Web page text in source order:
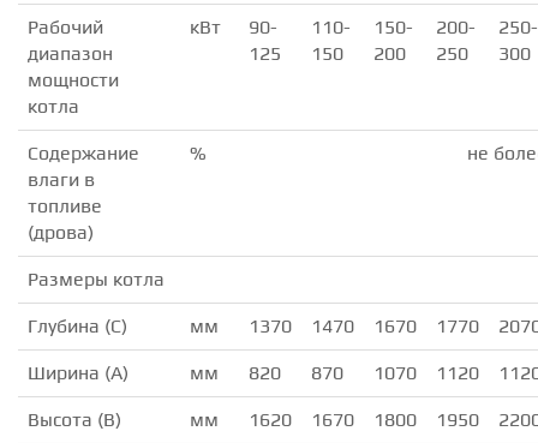
Рабочий
диапазон
мощности
котла
кВт
90-
125
110-
150
150-
200
200-
250
250-
300
Содержание
влаги в
топливе
(дрова)
% не
Размеры котла
Глубина (С) мм 1370 1470 1670 1770
Ширина (А) мм 820 870 1070 1120
Высота (В) мм 1620 1670 1800 1950